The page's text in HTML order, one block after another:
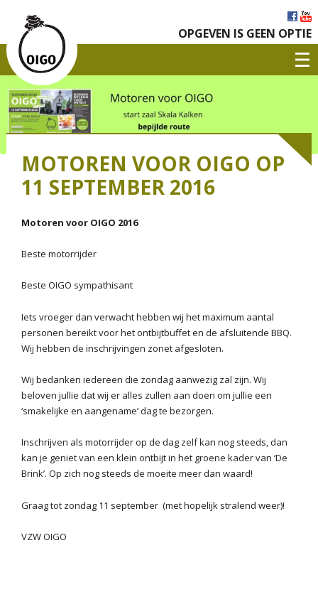
OPGEVEN IS GEEN OPTIE
MOTOREN VOOR OIGO OP
11 SEPTEMBER 2016
Motoren voor OIGO 2016
Beste motorrijder
Beste OIGO sympathisant
Iets vroeger dan verwacht hebben wij het maximum aantal
personen bereikt voor het ontbijtbuffet en de afsluitende BBQ.
Wij hebben de inschrijvingen zonet afgesloten.
Wij bedanken iedereen die zondag aanwezig zal zijn. Wij
beloven jullie dat wij er alles zullen aan doen om jullie een
‘smakelijke en aangename’ dag te bezorgen.
Inschrijven als motorrijder op de dag zelf kan nog steeds, dan
kan je geniet van een klein ontbijt in het groene kader van ‘De
Brink’. Op zich nog steeds de moeite meer dan waard!
Graag tot zondag 11 september (met hopelijk stralend weer)!
VZW OIGO